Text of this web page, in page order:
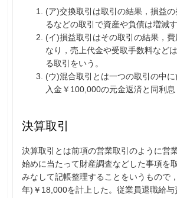
(ア)交換取引は取引の結果，損益
るなどの取引で資産や負債は増減
(イ)損益取引はその取引の結果，
なり，売上代金や受取手数料など
る取引をいう。
(ウ)混合取引とは一つの取引の中
入金￥100,000の元金返済と同利
決算取引
決算取引とは前項の営業取引のように営
始めに当たって財産調査などした事項を
みなして記帳整理することをいうもので
年)￥18,000を計上した。従業員退職給